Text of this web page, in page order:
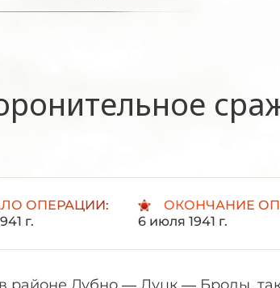
ОПЕРАЦИИ:
г.
ОКОНЧАНИЕ
6 июля 1941 г.